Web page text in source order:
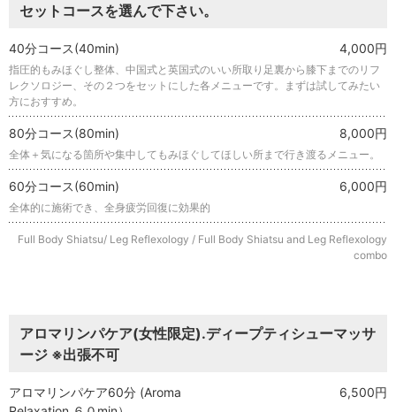
セットコースを選んで下さい。
40分コース(40min) 4,000円
指圧的もみほぐし整体、中国式と英国式のいい所取り足裏から膝下までのリフ
レクソロジー、その２つをセットにした各メニューです。まずは試してみたい
方におすすめ。
80分コース(80min) 8,000円
全体＋気になる箇所や集中してもみほぐしてほしい所まで行き渡るメニュー。
60分コース(60min) 6,000円
全体的に施術でき、全身疲労回復に効果的
Full Body Shiatsu/ Leg Reflexology / Full Body Shiatsu and Leg Reflexology
combo
アロマリンパケア(女性限定).ディープティシューマッサ
ージ ※出張不可
アロマリンパケア60分 (Aroma
6,500円